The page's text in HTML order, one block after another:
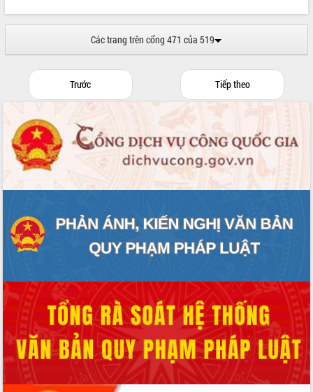
Chuyển đổi số thư viện: Mở rộng
không gian tri thức trong thời đại số
Đánh giá, rút kinh nghiệm công tác tổ
chức diễn tập trước ngày bầu cử
Chương trình “Gặp gỡ hữu nghị –
Friendship Meeting New Year 2026”
Bầu cử Quốc hội và HĐND: Cử tri Đắk
Lắk gửi gắm niềm tin, kỳ vọng vào lá
phiếu
Đắk Lắk sẵn sàng các điều kiện cho
Ngày hội bầu cử đại biểu Quốc hội
khóa XVI và HĐND các cấp nhiệm kỳ
Đảm bảo cuộc bầu cử đại biểu Quốc
hội và đại biểu HĐND các cấp diễn ra
an toàn, hiệu quả, đúng quy định
kiểm tra, chỉ đạo hoàn thành các dự
án cao tốc và thăm khu tái định cư tại
Đắk Lắk
Sôi nổi Hội đua ngựa truyền thống Gò
Thì Thùng mừng Xuân Bính Ngọ 2026
Lãnh đạo tỉnh dâng hương tưởng niệm
tại Đập Đồng Cam đầu Xuân Bính Ngọ
Ngành nông nghiệp phấn đấu tăng
Các trang trên cổng 471 của 519
Trước Tiếp theo